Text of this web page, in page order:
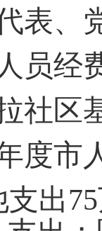
表、
员经
社区
度市
支出75